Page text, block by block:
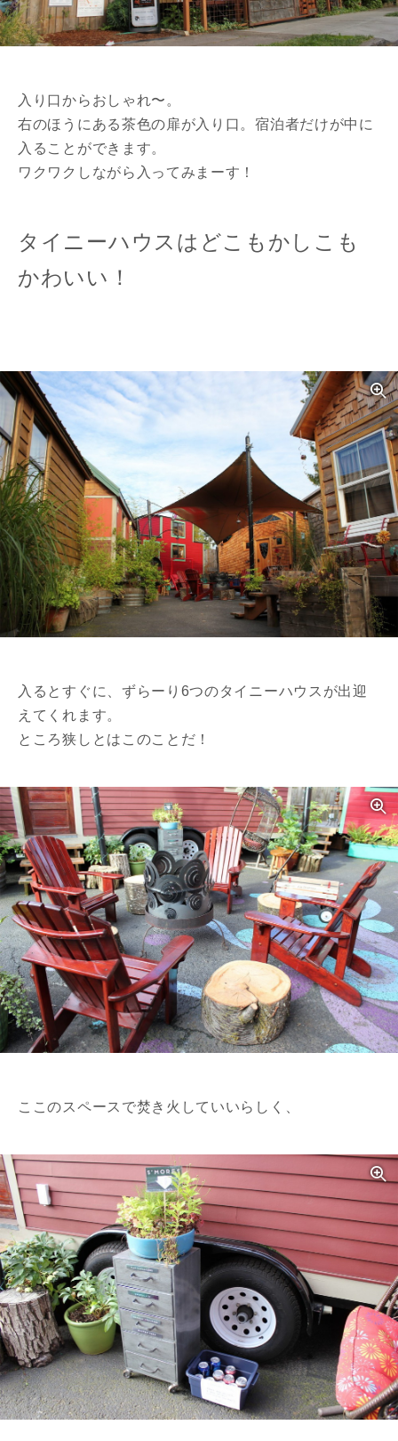
入り口からおしゃれ〜。
右のほうにある茶色の扉が入り口。宿泊者だけが中に
入ることができます。
ワクワクしながら入ってみまーす！
タイニーハウスはどこもかしこも
かわいい！
入るとすぐに、ずらーり6つのタイニーハウスが出迎
えてくれます。
ところ狭しとはこのことだ！
ここのスペースで焚き火していいらしく、